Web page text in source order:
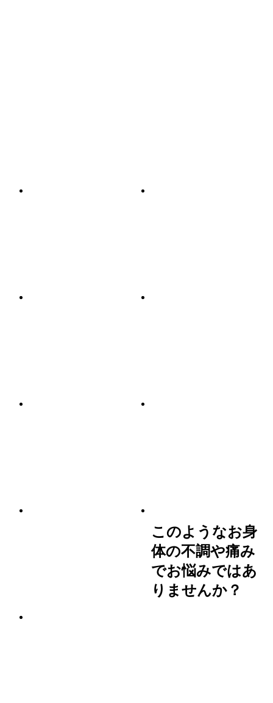
このようなお身
体の不調や痛み
でお悩みではあ
りませんか？